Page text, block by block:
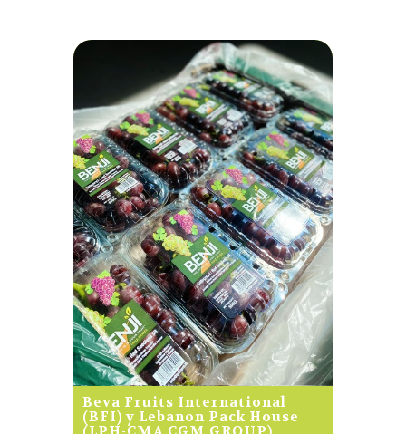
Beva Fruits International
(BFI) y Lebanon Pack House